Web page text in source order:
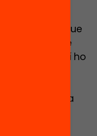
error pensar que
la pauta de
que algú així ho
de
ciència té
començar, la
de
perquè